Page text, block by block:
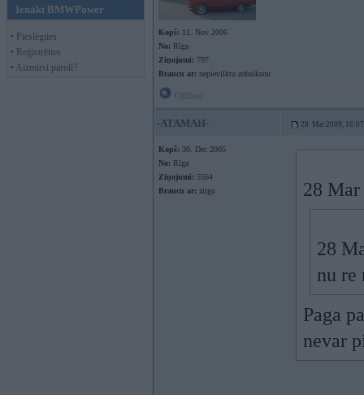
Ienākt BMWPower
• Pieslēgties
• Reģistrēties
• Aizmirsi paroli?
Kopš: 11. Nov 2006
No: Rīga
Ziņojumi: 797
Braucu ar: nepievilktu zobsiksnu
-ATAMAH- 28. Mar 2009, 16:07
Kopš: 30. Dec 2005
No: Rīga
Ziņojumi: 5564
Braucu ar: zirgu 28
28
nu re
Paga
nevar